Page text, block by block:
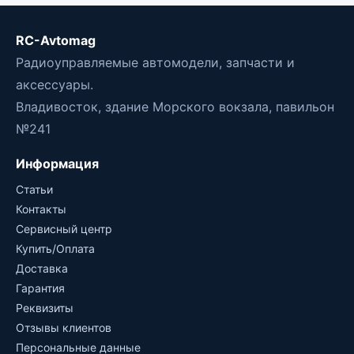
RC-Avtomag
Радиоуправляемые автомодели, запчасти и
аксессуары.
Владивосток, здание Морского вокзала, павильон
№241
Информация
Статьи
Контакты
Сервисный центр
Купить/Оплата
Доставка
Гарантия
Реквизиты
Отзывы клиентов
Персональные данные